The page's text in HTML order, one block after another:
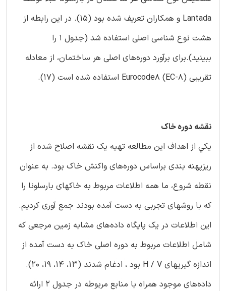
Lantada و همكاران تعریف شده بود (15). در این رابطه از
هشت نوع شناسی اصلی استفاده شد (جدول 1 را
ببینید).برای برآورد دوره‌های اصلی هر ساختمان، از معادله
تقریبی Eurocode8 (EC-8) استفاده شده است (17).
نقشه دوره خاک
يكي از اهداف اين مطالعه تهیه یک نقشه اصلاح شده از
ریزپهنه بندی براساس دوره‌های واکنش خاك بود. به عنوان
نقطه شروع، ما همه اطلاعات مربوط به خاکهای بارسلونا را
که با روشهای تجربی به دست آمده بودند جمع آوری کردیم.
این اطلاعات در یک پایگاه داده‌های مشابه زمین مرجعی که
شامل اطلاعات مربوط به دوره اصلی خاک به دست آمده از
اندازه گیریهای H / V بود ، ادغام شدند (13، 14، 19، 20).
داده‌های موجود همراه با منابع مربوطه در جدول 2 ارائه